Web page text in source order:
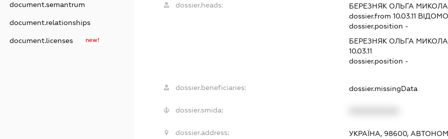
document.semantrum
document.relationships
document.licenses new!
dossier.heads: БЕРЕЗНЯК ОЛЬГА
dossier.from 10.03.11
dossier.position -
БЕРЕЗНЯК ОЛЬГА
10.03.11
dossier.position -
dossier.beneficiaries: dossier.missingData
dossier.smida:
dossier.address:
УКРАЇНА, 98600,